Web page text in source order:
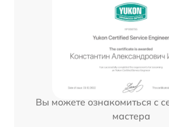
Вы можете ознакомиться с
мастера